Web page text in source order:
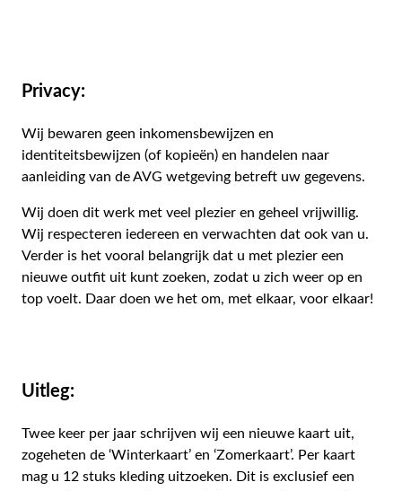
Privacy:
Wij bewaren geen inkomensbewijzen en
identiteitsbewijzen (of kopieën) en handelen naar
aanleiding van de AVG wetgeving betreft uw gegevens.
Wij doen dit werk met veel plezier en geheel vrijwillig.
Wij respecteren iedereen en verwachten dat ook van u.
Verder is het vooral belangrijk dat u met plezier een
nieuwe outfit uit kunt zoeken, zodat u zich weer op en
top voelt. Daar doen we het om, met elkaar, voor elkaar!
Uitleg:
Twee keer per jaar schrijven wij een nieuwe kaart uit,
zogeheten de ‘Winterkaart’ en ‘Zomerkaart’. Per kaart
mag u 12 stuks kleding uitzoeken. Dit is exclusief een